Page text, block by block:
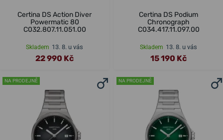
Certina DS Action Diver
Powermatic 80
C032.807.11.051.00
Skladem 13. 8. u vás
22 990 Kč
Certina DS Podium
Chronograph
C034.417.11.097.00
Skladem 13. 8. u vás
15 190 Kč
NA PRODEJNĚ NA PRODEJNĚ